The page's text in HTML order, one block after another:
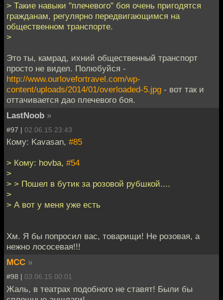
> Такие навыки "плечевого" боя очень пригодятся
гражданам, регулярно передвигающимся на
общественном транспорте.
>
Это ты, камрад, ихний общественный транспорт
просто не видел. Полюбуйся -
http://www.ourlovefortravel.com/wp-
content/uploads/2014/01/overloaded-5.jpg - вот так и
оттачивается дао плечевого боя.
LastNoob »
#97 | 02.06.15 23:43
Кому: Kavasan, #85
> Кому: hovba, #54
>
> > Пошел в бутик за розовой рубшкой....
>
> А вот у меня уже есть
Хм. Я бы попросил вас, товарищи! Не розовая, а
нежно лососевая!!!
MCC »
#98 | 03.06.15 00:01
Жаль, в театрах подобного не ставят! Были бы